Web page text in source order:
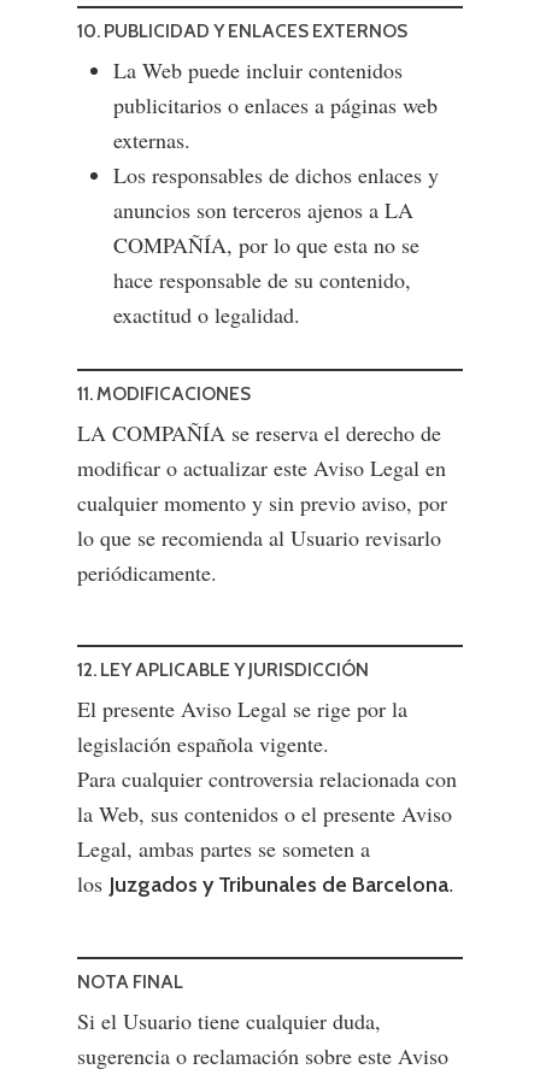
10. PUBLICIDAD Y ENLACES EXTERNOS
La Web puede incluir contenidos
publicitarios o enlaces a páginas web
externas.
Los responsables de dichos enlaces y
anuncios son terceros ajenos a LA
COMPAÑÍA, por lo que esta no se
hace responsable de su contenido,
exactitud o legalidad.
11. MODIFICACIONES
LA COMPAÑÍA se reserva el derecho de
modificar o actualizar este Aviso Legal en
cualquier momento y sin previo aviso, por
lo que se recomienda al Usuario revisarlo
periódicamente.
12. LEY APLICABLE Y JURISDICCIÓN
El presente Aviso Legal se rige por la
legislación española vigente.
Para cualquier controversia relacionada con
la Web, sus contenidos o el presente Aviso
Legal, ambas partes se someten a
los Juzgados y Tribunales de Barcelona.
NOTA FINAL
Si el Usuario tiene cualquier duda,
sugerencia o reclamación sobre este Aviso